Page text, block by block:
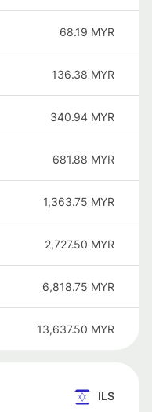
68.19 MYR
136.38 MYR
340.94 MYR
681.88 MYR
1,363.75 MYR
2,727.50 MYR
6,818.75 MYR
13,637.50 MYR
ILS